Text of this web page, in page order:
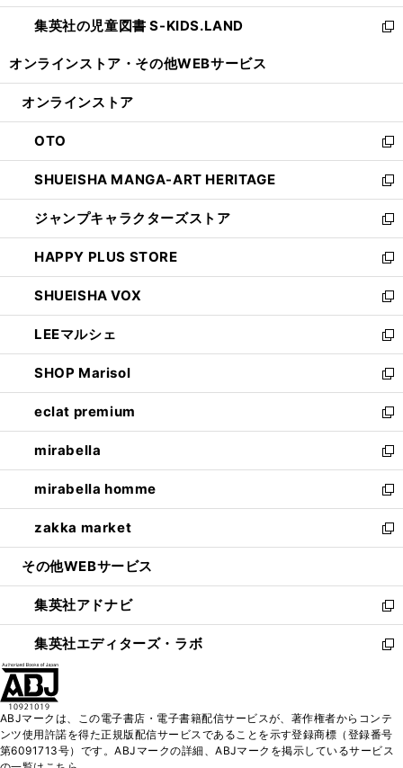
開
く
ウ
で
ン
ド
開
し
い
ン
ウ
で
開
く
集英社の児童図書 S-KIDS.LAND
新
ウ
ン
ド
ウ
で
開
く
オンラインストア・ その他WEBサービス
オンラインストア
OTO
新
し
い
ウ
ィ
ン
ド
ウ
で
開
く
SHUEISHA MANGA-ART HERITAGE
新
し
い
ウ
ィ
ン
ド
ウ
で
開
く
ジャンプキャラクターズストア
新
し
い
ウ
ィ
ン
ド
ウ
で
開
く
HAPPY PLUS STORE
新
し
い
ウ
ィ
ン
ド
ウ
で
開
く
SHUEISHA VOX
新
し
い
ウ
ィ
ン
ド
ウ
で
開
く
LEEマルシェ
新
し
い
ウ
ィ
ン
ド
ウ
で
開
く
SHOP Marisol
新
し
い
ウ
ィ
ン
ド
ウ
で
開
eclat premium
新
し
い
ウ
ィ
ン
ド
ウ
開
く
mirabella
新
し
い
ウ
ィ
ン
ウ
で
開
く
mirabella homme
新
し
い
ウ
ン
ド
ウ
で
zakka market
新
し
ウ
ィ
ン
ド
く
その他WEBサービス
集英社アドナビ
新
し
い
ド
ウ
で
集英社エディターズ・ラボ
新
ィ
ン
ABJマークは、この電子書店・電子書籍配信サービスが、著作権者からコンテ
ンツ使用許諾を得た正規版配信サービスであることを示す登録商標（登録番号
第6091713号）です。ABJマークの詳細、ABJマークを掲示しているサービス